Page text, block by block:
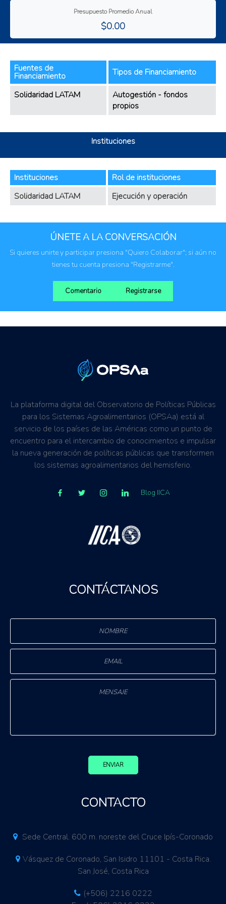
Presupuesto Promedio Anual
$0.00
Fuentes de
Financiamiento Tipos de Financiamiento
Solidaridad LATAM
Autogestión - fondos
propios
Instituciones
Instituciones
Rol de instituciones
Solidaridad LATAM
Ejecución y operación
ÚNETE A LA CONVERSACIÓN
Si quieres unirte y participar presiona "Quiero Colaborar"; si aún no
tienes tu cuenta presiona "Registrarme".
Comentario Registrarse
La plataforma digital del Observatorio de Políticas Públicas
para los Sistemas Agroalimentarios (OPSAa) está al
servicio de los países de las Américas como un punto de
encuentro para el intercambio de conocimientos e impulsar
la nueva generación de políticas públicas que transformen
los sistemas agroalimentarios del hemisferio.
Blog IICA
CONTÁCTANOS
ENVIAR
CONTACTO
Sede Central. 600 m. noreste del Cruce Ipís-Coronado
Vásquez de Coronado, San Isidro 11101 - Costa Rica.
San José, Costa Rica
(+506) 2216 0222